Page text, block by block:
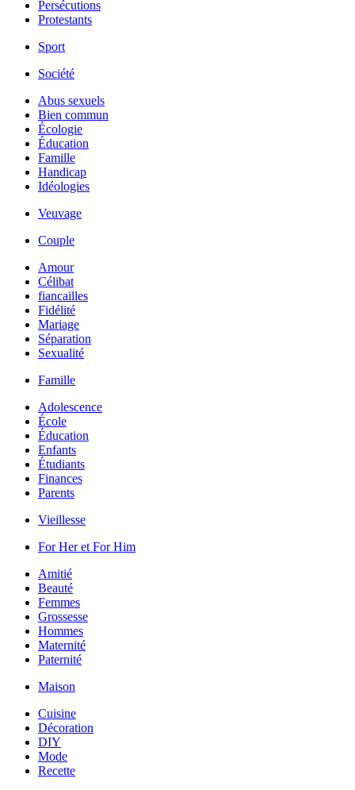
Persécutions
Protestants
Sport
Société
Abus sexuels
Bien commun
Écologie
Éducation
Famille
Handicap
Idéologies
Veuvage
Couple
Amour
Célibat
fiancailles
Fidélité
Mariage
Séparation
Sexualité
Famille
Adolescence
École
Éducation
Enfants
Étudiants
Finances
Parents
Vieillesse
For Her et For Him
Amitié
Beauté
Femmes
Grossesse
Hommes
Maternité
Paternité
Maison
Cuisine
Décoration
DIY
Mode
Recette